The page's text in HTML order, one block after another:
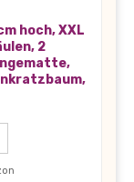
hoch, XXL
2